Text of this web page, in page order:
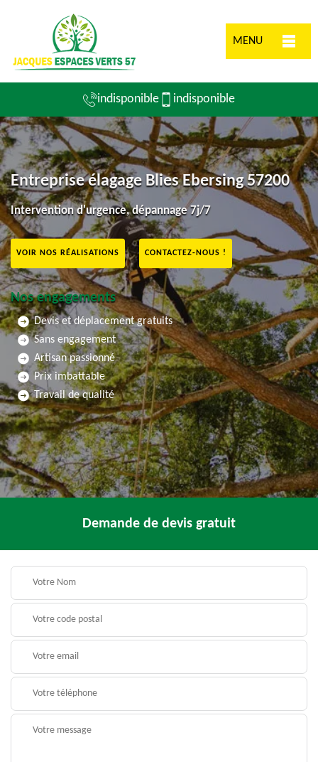
MENU
indisponible indisponible
Entreprise élagage Blies Ebersing 57200
Intervention d'urgence, dépannage 7j/7
VOIR NOS RÉALISATIONS CONTACTEZ-NOUS !
Nos engagements
Devis et déplacement gratuits
Sans engagement
Artisan passionné
Prix imbattable
Travail de qualité
Demande de devis gratuit